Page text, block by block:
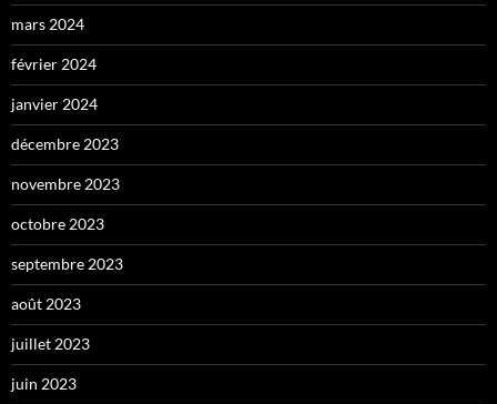
mars 2024
février 2024
janvier 2024
décembre 2023
novembre 2023
octobre 2023
septembre 2023
août 2023
juillet 2023
juin 2023